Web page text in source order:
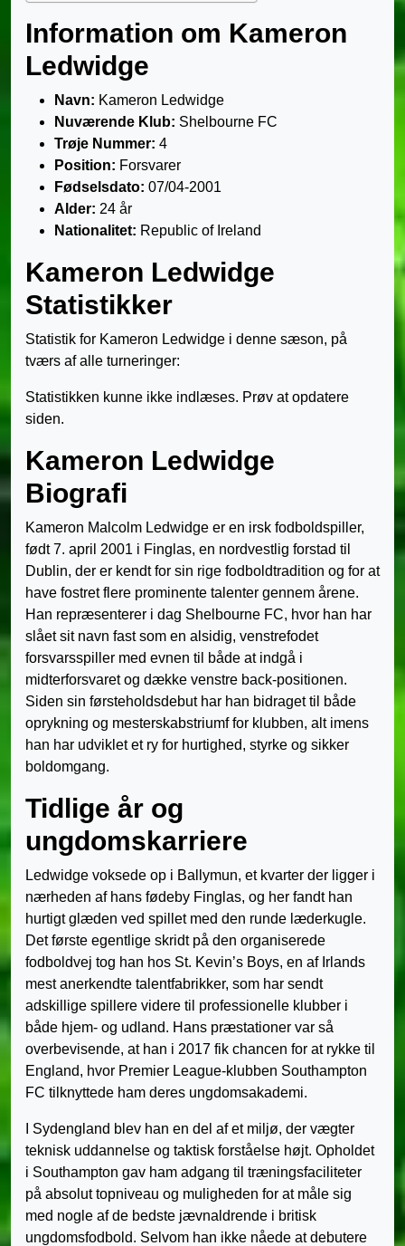
Information om Kameron
Ledwidge
Navn: Kameron Ledwidge
Nuværende Klub: Shelbourne FC
Trøje Nummer: 4
Position: Forsvarer
Fødselsdato: 07/04-2001
Alder: 24 år
Nationalitet: Republic of Ireland
Kameron Ledwidge
Statistikker
Statistik for Kameron Ledwidge i denne sæson, på
tværs af alle turneringer:
Statistikken kunne ikke indlæses. Prøv at opdatere
siden.
Kameron Ledwidge
Biografi
Kameron Malcolm Ledwidge er en irsk fodboldspiller,
født 7. april 2001 i Finglas, en nordvestlig forstad til
Dublin, der er kendt for sin rige fodboldtradition og for at
have fostret flere prominente talenter gennem årene.
Han repræsenterer i dag Shelbourne FC, hvor han har
slået sit navn fast som en alsidig, venstrefodet
forsvarsspiller med evnen til både at indgå i
midterforsvaret og dække venstre back-positionen.
Siden sin førsteholdsdebut har han bidraget til både
oprykning og mesterskabstriumf for klubben, alt imens
han har udviklet et ry for hurtighed, styrke og sikker
boldomgang.
Tidlige år og
ungdomskarriere
Ledwidge voksede op i Ballymun, et kvarter der ligger i
nærheden af hans fødeby Finglas, og her fandt han
hurtigt glæden ved spillet med den runde læderkugle.
Det første egentlige skridt på den organiserede
fodboldvej tog han hos St. Kevin’s Boys, en af Irlands
mest anerkendte talentfabrikker, som har sendt
adskillige spillere videre til professionelle klubber i
både hjem- og udland. Hans præstationer var så
overbevisende, at han i 2017 fik chancen for at rykke til
England, hvor Premier League-klubben Southampton
FC tilknyttede ham deres ungdomsakademi.
I Sydengland blev han en del af et miljø, der vægter
teknisk uddannelse og taktisk forståelse højt. Opholdet
i Southampton gav ham adgang til træningsfaciliteter
på absolut topniveau og muligheden for at måle sig
med nogle af de bedste jævnaldrende i britisk
ungdomsfodbold. Selvom han ikke nåede at debutere